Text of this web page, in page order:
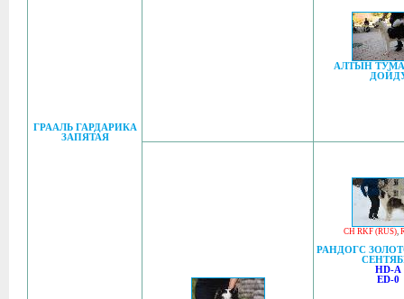
ГРААЛЬ ГАРДАРИКА
ЗАПЯТАЯ
АЛТЫН
CH RKF (RUS),
РАНДОГС
HD-A
ED-0